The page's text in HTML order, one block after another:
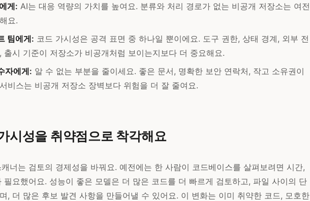
게: AI는 대응 역량의 가치를 높여요. 분류와 처리 경로가 없는 비공개 저장소는 여전
요.
팀에게: 코드 가시성은 공격 표면 중 하나일 뿐이에요. 도구 권한, 상태 경계, 외부 전
출시 기준이 저장소가 비공개처럼 보이는지보다 더 중요해요.
자에게: 알 수 없는 부분을 줄이세요. 좋은 문서, 명확한 보안 연락처, 작고 소유권이
비스는 비공개 저장소 장벽보다 위험을 더 잘 줄여요.
시성을 취약점으로 착각해요
너는 검토의 경제성을 바꿔요. 예전에는 한 사람이 코드베이스를 살펴보려면 시간,
필요했어요. 성능이 좋은 모델은 더 많은 코드를 더 빠르게 검토하고, 파일 사이의 단
, 더 많은 후보 발견 사항을 만들어낼 수 있어요. 이 변화는 이미 취약한 코드, 모호한